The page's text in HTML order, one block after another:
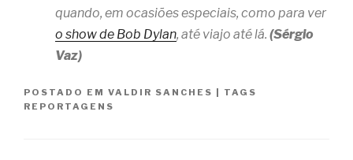
quando, em ocasiões especiais, como para ver
o show de Bob Dylan, até viajo até lá. (Sérgio
Vaz)
POSTADO EM VALDIR SANCHES | TAGS
REPORTAGENS